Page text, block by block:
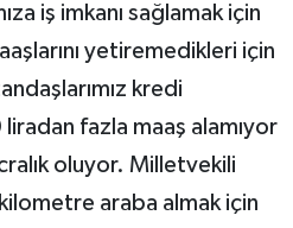
iş imkanı sağlamak için
yetiremedikleri için
kredi
fazla maaş alamıyor
oluyor. Milletvekili
kilometre araba almak için